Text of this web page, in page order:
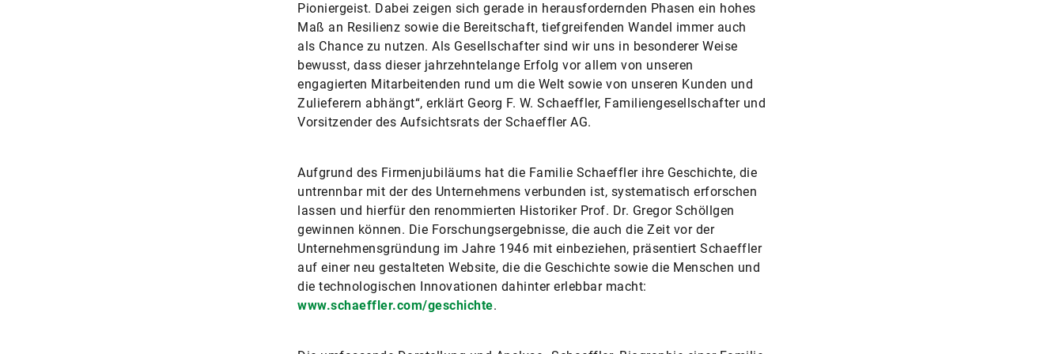
Pioniergeist. Dabei zeigen sich gerade in herausfordernden Phasen ein hohes
Maß an Resilienz sowie die Bereitschaft, tiefgreifenden Wandel immer auch
als Chance zu nutzen. Als Gesellschafter sind wir uns in besonderer Weise
bewusst, dass dieser jahrzehntelange Erfolg vor allem von unseren
engagierten Mitarbeitenden rund um die Welt sowie von unseren Kunden und
Zulieferern abhängt“, erklärt Georg F. W. Schaeffler, Familiengesellschafter und
Vorsitzender des Aufsichtsrats der Schaeffler AG.
Aufgrund des Firmenjubiläums hat die Familie Schaeffler ihre Geschichte, die
untrennbar mit der des Unternehmens verbunden ist, systematisch erforschen
lassen und hierfür den renommierten Historiker Prof. Dr. Gregor Schöllgen
gewinnen können. Die Forschungsergebnisse, die auch die Zeit vor der
Unternehmensgründung im Jahre 1946 mit einbeziehen, präsentiert Schaeffler
auf einer neu gestalteten Website, die die Geschichte sowie die Menschen und
die technologischen Innovationen dahinter erlebbar macht:
www.schaeffler.com/geschichte.